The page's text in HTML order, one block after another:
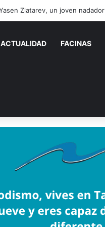
ACTUALIDAD FACINAS